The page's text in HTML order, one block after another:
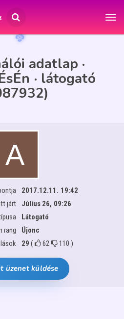
adatlap ·
· látogató
2017.12.11. 19:42
járt
Július 26, 09:26
Látogató
rang
Újonc
29 ( 62 110 )
üzenet küldése